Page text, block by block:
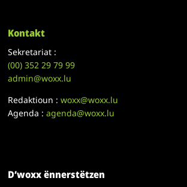
Kontakt
Sekretariat :
(00)352 29 79 99
admin@woxx.lu
Redaktioun :woxx@woxx.lu
Agenda :agenda@woxx.lu
D’woxx ënnerstëtzen